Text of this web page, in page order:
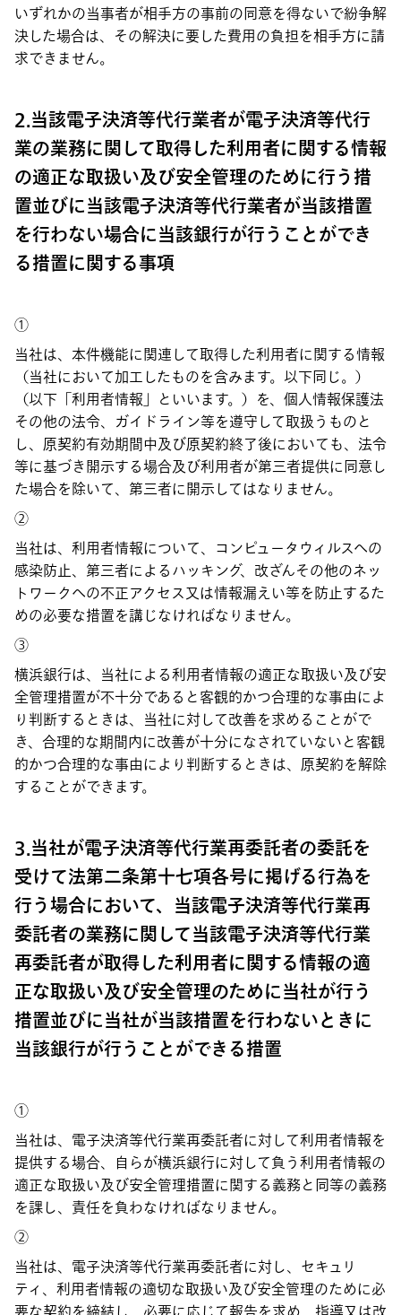
いずれかの当事者が相手方の事前の同意を得ないで紛争解
決した場合は、その解決に要した費用の負担を相手方に請
求できません。
2.当該電子決済等代行業者が電子決済等代行
業の業務に関して取得した利用者に関する情報
の適正な取扱い及び安全管理のために行う措
置並びに当該電子決済等代行業者が当該措置
を行わない場合に当該銀行が行うことができ
る措置に関する事項
①
当社は、本件機能に関連して取得した利用者に関する情報
（当社において加工したものを含みます。以下同じ。）
（以下「利用者情報」といいます。）を、個人情報保護法
その他の法令、ガイドライン等を遵守して取扱うものと
し、原契約有効期間中及び原契約終了後においても、法令
等に基づき開示する場合及び利用者が第三者提供に同意し
た場合を除いて、第三者に開示してはなりません。
②
当社は、利用者情報について、コンピュータウィルスへの
感染防止、第三者によるハッキング、改ざんその他のネッ
トワークへの不正アクセス又は情報漏えい等を防止するた
めの必要な措置を講じなければなりません。
③
横浜銀行は、当社による利用者情報の適正な取扱い及び安
全管理措置が不十分であると客観的かつ合理的な事由によ
り判断するときは、当社に対して改善を求めることがで
き、合理的な期間内に改善が十分になされていないと客観
的かつ合理的な事由により判断するときは、原契約を解除
することができます。
3.当社が電子決済等代行業再委託者の委託を
受けて法第二条第十七項各号に掲げる行為を
行う場合において、当該電子決済等代行業再
委託者の業務に関して当該電子決済等代行業
再委託者が取得した利用者に関する情報の適
正な取扱い及び安全管理のために当社が行う
措置並びに当社が当該措置を行わないときに
当該銀行が行うことができる措置
①
当社は、電子決済等代行業再委託者に対して利用者情報を
提供する場合、自らが横浜銀行に対して負う利用者情報の
適正な取扱い及び安全管理措置に関する義務と同等の義務
を課し、責任を負わなければなりません。
②
当社は、電子決済等代行業再委託者に対し、セキュリ
ティ、利用者情報の適切な取扱い及び安全管理のために必